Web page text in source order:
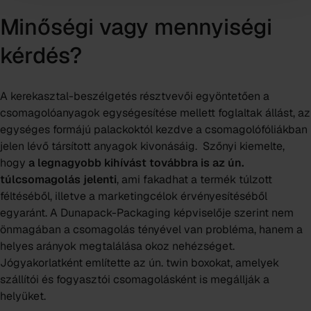
Minőségi vagy mennyiségi
kérdés?
A kerekasztal-beszélgetés résztvevői egyöntetően a
csomagolóanyagok egységesítése mellett foglaltak állást, az
egységes formájú palackoktól kezdve a csomagolófóliákban
jelen lévő társított anyagok kivonásáig. Szőnyi kiemelte,
hogy a legnagyobb kihívást továbbra is az ún.
túlcsomagolás jelenti, ami fakadhat a termék túlzott
féltéséből, illetve a marketingcélok érvényesítéséből
egyaránt. A Dunapack-Packaging képviselője szerint nem
önmagában a csomagolás tényével van probléma, hanem a
helyes arányok megtalálása okoz nehézséget.
Jógyakorlatként említette az ún. twin boxokat, amelyek
szállítói és fogyasztói csomagolásként is megállják a
helyüket.